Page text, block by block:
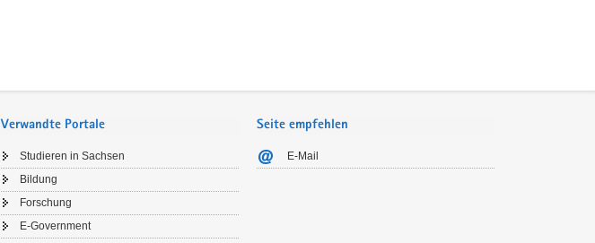
Verwandte Portale
Studieren in Sachsen
Bildung
Forschung
E-Government
Seite empfehlen
E-Mail